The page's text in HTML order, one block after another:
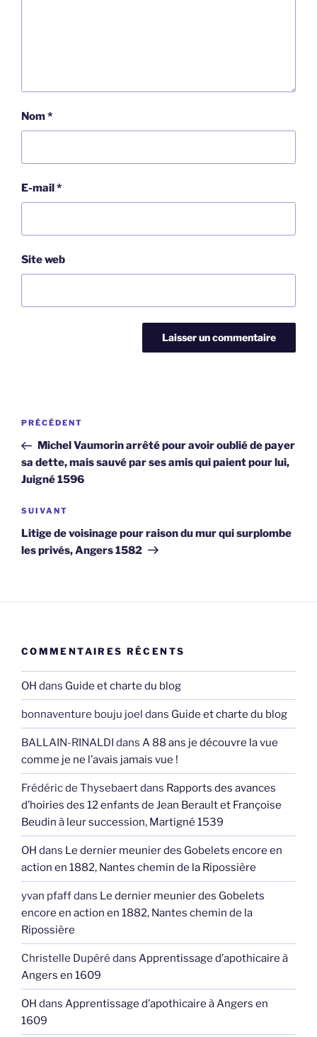
Nom*
E-mail*
Site web
Navigation
l’article
Article
précédent
PRÉCÉDENT
Michel Vaumorin arrêté pour avoir oublié de payer
sa dette, mais sauvé par ses amis qui paient pour lui,
Juigné 1596
Article
suivant
SUIVANT
Litige de voisinage pour raison du mur qui surplombe
les privés, Angers 1582
COMMENTAIRES RÉCENTS
OH dans Guide et charte du blog
bonnaventure bouju joel dans Guide et charte du blog
BALLAIN-RINALDI dans A 88 ans je découvre la vue
comme je ne l’avais jamais vue !
Frédéric de Thysebaertdans Rapports des avances
d’hoiries des 12 enfants de Jean Berault et Françoise
Beudin à leur succession, Martigné 1539
OH dans Le dernier meunier des Gobelets encore en
action en 1882, Nantes chemin de la Ripossière
yvan pfaffdans Le dernier meunier des Gobelets
encore en action en 1882, Nantes chemin de la
Ripossière
Christelle Dupéré dans Apprentissage d’apothicaire à
Angers en 1609
OH dans Apprentissage d’apothicaire à Angers en
1609